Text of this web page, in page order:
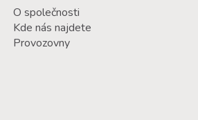
O společnosti
Kde nás najdete
Provozovny